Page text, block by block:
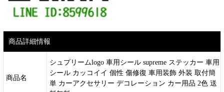
商品詳細情報
商品名
シュプリームlogo 車用シール supreme ステッカー 車用
シール カッコイイ 個性 傷修復 車用装飾 外装 取付簡
単 カーアクセサリー デコレーション カー用品 2色 送